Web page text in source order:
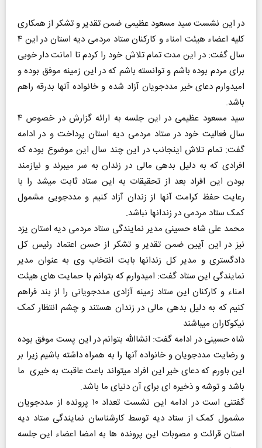
در این نشست سید مسعود عظیمی ضمن تقدیر و تشکر از همکاری
کلیه اعضاء هیئت امناء و کارکنان ستاد مردمی دیه استان در این ۴
سال گفت: در این مدت تمام تلاش خود را کردم تا امانت دار خوبی
برای مردم بوده باشم و توانسته باشم که در این زمینه موفق بوده و
امیدوارم دعای خیر مددجویان آزاد شده و خانواده آنها بدرقه راهم
باشد.
سید مسعود عظیمی در این جلسه به ارائه گزارش در خصوص ۴
سال فعالیت خود در ستاد مردمی دیه استان پرداخت و در ادامه
گفت: تمام تلاش اینجانب در این چند سال این موضوع بوده که
افرادی که به دلیل بدهی مالی در زندان به سر میبرند و نیازمند
بودن این افراد بعد از تحقیقات به این ستاد ثابت میشد را با
رعایت حفظ کرامت آنها از زندان آزاد کنیم و مددجویی مشمول
کمک ستاد مردمی در زندانها نباشد.
محمد علی شاه حسینی مدیر نمایندگی ستاد مردمی دیه استان یزد
نیز در این آیین ضمن تقدیر و تشکر از حسن اعتماد رئیس کل
دادگستری و مدیر کل زندانها بابت انتخاب وی به عنوان مدیر
نمایندگی این ستاد گفت: امیدوارم که بتوانم با حمایت های هیئت
امناء و کارکنان این ستاد زمینه آزادی مددجویانی را از بند فراهم
کنیم که به دلیل بدهی مالی در زندان هستند و چشم انتظار کمک
نیکوکاران میباشند
شاه حسینی در ادامه گفت: انشاالله بتوانم در این پست موفق بوده
و رضایت مددجویان و خانواده آنها را به همراه داشته باشیم زیرا بر
این باورم که دعای خیر این افراد میتواند باعث عاقبت به خیری ما
باشد و توشه و ذخیره ای برای آن دنیای ما باشد.
گفتنی است در ادامه این نشست تعداد ۱۰ پرونده از مددجویان
مشمول کمک از ستاد دیه توسط کارشناسان نمایندگی ستاد دیه
استان قرائت و مصوبات این پرونده ها به امضا اعضاء این جلسه